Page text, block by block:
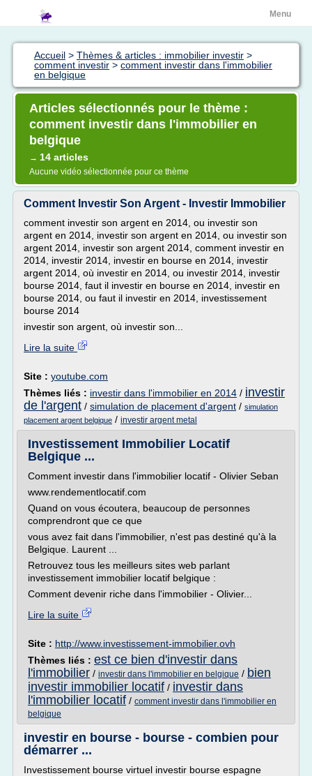
Menu
Accueil > Thèmes & articles : immobilier investir >
comment investir > comment investir dans l'immobilier
en belgique
Articles sélectionnés pour le thème :
comment investir dans l'immobilier en
belgique
→ 14 articles
Aucune vidéo sélectionnée pour ce thème
Comment Investir Son Argent - Investir Immobilier
comment investir son argent en 2014, ou investir son
argent en 2014, investir son argent en 2014, ou investir son
argent 2014, investir son argent 2014, comment investir en
2014, investir 2014, investir en bourse en 2014, investir
argent 2014, où investir en 2014, ou investir 2014, investir
bourse 2014, faut il investir en bourse en 2014, investir en
bourse 2014, ou faut il investir en 2014, investissement
bourse 2014
investir son argent, où investir son...
Lire la suite
Site : youtube.com
Thèmes liés : investir dans l'immobilier en 2014 / investir
de l'argent / simulation de placement d'argent / simulation
placement argent belgique / investir argent metal
Investissement Immobilier Locatif
Belgique ...
Comment investir dans l'immobilier locatif - Olivier Seban
www.rendementlocatif.com
Quand on vous écoutera, beaucoup de personnes
comprendront que ce que
vous avez fait dans l'immobilier, n'est pas destiné qu'à la
Belgique. Laurent ...
Retrouvez tous les meilleurs sites web parlant
investissement immobilier locatif belgique :
Comment devenir riche dans l'immobilier - Olivier...
Lire la suite
Site : http://www.investissement-immobilier.ovh
Thèmes liés : est ce bien d'investir dans
l'immobilier / investir dans l'immobilier en belgique / bien
investir immobilier locatif / investir dans
l'immobilier locatif / comment investir dans l'immobilier en
belgique
investir en bourse - bourse - combien pour
démarrer ...
Investissement bourse virtuel investir bourse espagne